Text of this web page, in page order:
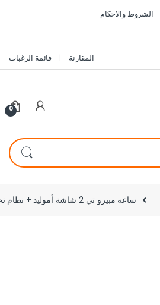
الشروط والاحكام
المقارنة
قائمة الرغبات
0
ساعه مبيرو تي 2 شاشة أموليد + نظام تحديد + مكالمات – أفضل سعر في مصر